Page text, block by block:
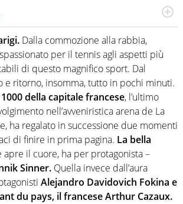
modo di traslare il glossario del calcio in
esperti, lui ne farebbe parte. Non si perde
né gli umori social del mondo delle
Dalla commozione alla rabbia,
per il tennis agli aspetti più
di questo magnifico sport. Dal
e ritorno, insomma, tutto in pochi minuti.
della capitale francese, l’ultimo
nell’avveniristica arena de La
ha regalato in successione due momenti
di finire in prima pagina. La bella
apre il cuore, ha per protagonista –
Sinner. Quella invece dall’aura
Alejandro Davidovich Fokina e
du pays, il francese Arthur Cazaux.